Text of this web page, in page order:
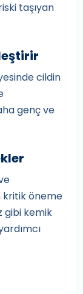
taşıyan
cildin
genç ve
kritik öneme
gibi kemik